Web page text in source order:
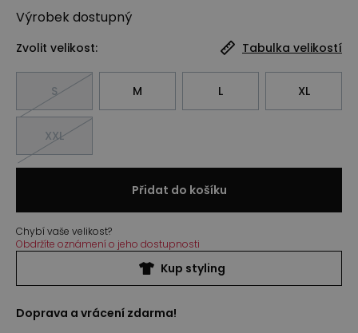
Výrobek dostupný
Zvolit velikost: Tabulka velikostí
S M L XL
XXL
Přidat do košíku
Chybí vaše velikost?
Obdržíte oznámení o jeho dostupnosti
Kup styling
Doprava a vrácení zdarma!